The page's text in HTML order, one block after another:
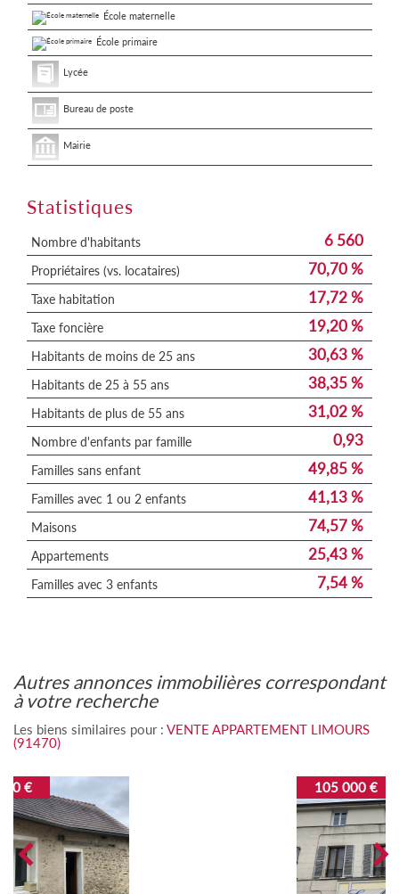
École maternelle
École primaire
Lycée
Bureau de poste
Mairie
Statistiques
Nombre d'habitants 6 560
Propriétaires (vs. locataires) 70,70 %
Taxe habitation 17,72 %
Taxe foncière 19,20 %
Habitants de moins de 25 ans 30,63 %
Habitants de 25 à 55 ans 38,35 %
Habitants de plus de 55 ans 31,02 %
Nombre d'enfants par famille 0,93
Familles sans enfant 49,85 %
Familles avec 1 ou 2 enfants 41,13 %
Maisons 74,57 %
Appartements 25,43 %
Familles avec 3 enfants 7,54 %
autres annonces immobilières correspondant
à votre recherche
Les biens similaires pour : VENTE APPARTEMENT LIMOURS
(91470)
105 000 €